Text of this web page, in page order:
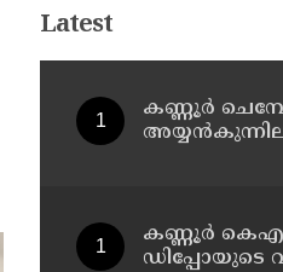
Latest
കണ്ണൂർ
കണ്ണൂർ
ഡിപ്പോയുടെ